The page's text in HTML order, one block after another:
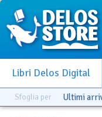
Libri Delos Digital
Sfoglia per Ultimi